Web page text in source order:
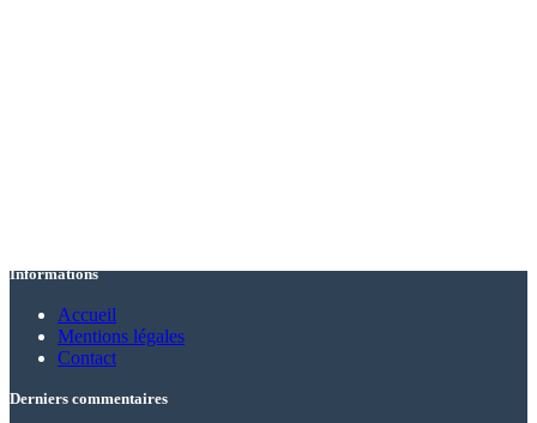
Informations
Accueil
Mentions légales
Contact
Derniers commentaires